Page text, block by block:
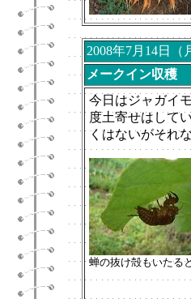
2008年7月14日（
メークイン収穫
今日はジャガイ
度土寄せはして
くはないがそれ
蝉の抜け殻もいたる